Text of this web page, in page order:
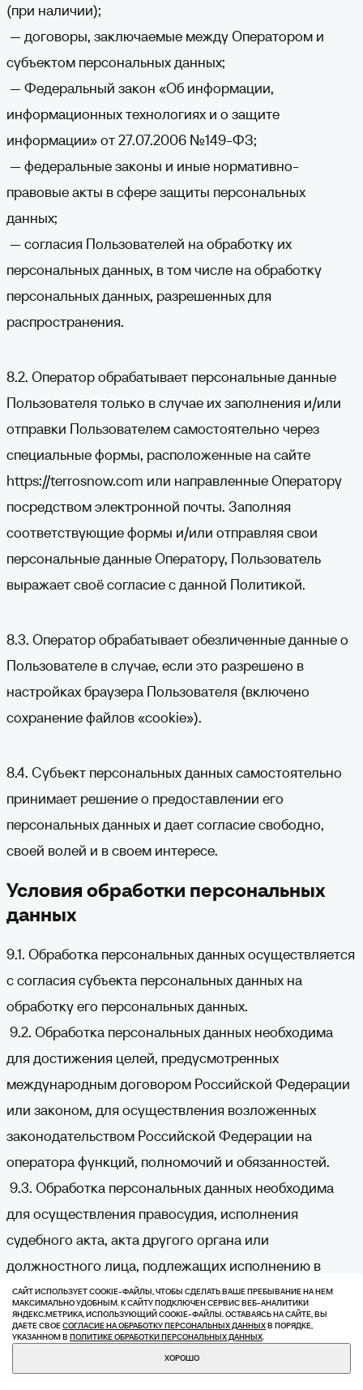
(при наличии);
— договоры, заключаемые между Оператором и
субъектом персональных данных;
— Федеральный закон «Об информации,
информационных технологиях и о защите
информации» от 27.07.2006 №149-ФЗ;
— федеральные законы и иные нормативно-
правовые акты в сфере защиты персональных
данных;
— согласия Пользователей на обработку их
персональных данных, в том числе на обработку
персональных данных, разрешенных для
распространения.
8.2. Оператор обрабатывает персональные данные
Пользователя только в случае их заполнения и/или
отправки Пользователем самостоятельно через
специальные формы, расположенные на сайте
https://terrosnow.com или направленные Оператору
посредством электронной почты. Заполняя
соответствующие формы и/или отправляя свои
персональные данные Оператору, Пользователь
выражает своё согласие с данной Политикой.
8.3. Оператор обрабатывает обезличенные данные о
Пользователе в случае, если это разрешено в
настройках браузера Пользователя (включено
сохранение файлов «cookie»).
8.4. Субъект персональных данных самостоятельно
принимает решение о предоставлении его
персональных данных и дает согласие свободно,
своей волей и в своем интересе.
Условия обработки персональных
данных
9.1. Обработка персональных данных осуществляется
с согласия субъекта персональных данных на
обработку его персональных данных.
9.2. Обработка персональных данных необходима
для достижения целей, предусмотренных
международным договором Российской Федерации
или законом, для осуществления возложенных
законодательством Российской Федерации на
оператора функций, полномочий и обязанностей.
9.3. Обработка персональных данных необходима
для осуществления правосудия, исполнения
судебного акта, акта другого органа или
должностного лица, подлежащих исполнению в
соответствии с законодательством Российской
Федерации об исполнительном производстве.
9.4. Обработка персональных данных необходима
для исполнения договора, стороной которого либо
САЙТ ИСПОЛЬЗУЕТ COOKIE-ФАЙЛЫ, ЧТОБЫ СДЕЛАТЬ ВАШЕ ПРЕБЫВАНИЕ НА НЕМ
МАКСИМАЛЬНО УДОБНЫМ. К САЙТУ ПОДКЛЮЧЕН СЕРВИС ВЕБ-АНАЛИТИКИ
ЯНДЕКС.МЕТРИКА, ИСПОЛЬЗУЮЩИЙ СOOKIE-ФАЙЛЫ. ОСТАВАЯСЬ НА САЙТЕ, ВЫ
ДАЕТЕ СВОЕСОГЛАСИЕ НА ОБРАБОТКУ ПЕРСОНАЛЬНЫХ ДАННЫХВ ПОРЯДКЕ,
УКАЗАННОМ В ПОЛИТИКЕ ОБРАБОТКИ ПЕРСОНАЛЬНЫХ ДАННЫХ.
ХОРОШО